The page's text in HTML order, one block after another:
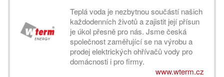
Teplá voda je nezbytnou součástí našich
každodenních životů a zajistit její přísun
je úkol přesně pro nás. Jsme česká
společnost zaměřující se na výrobu a
prodej elektrických ohřívačů vody pro
domácnosti i pro firmy.
www.wterm.cz